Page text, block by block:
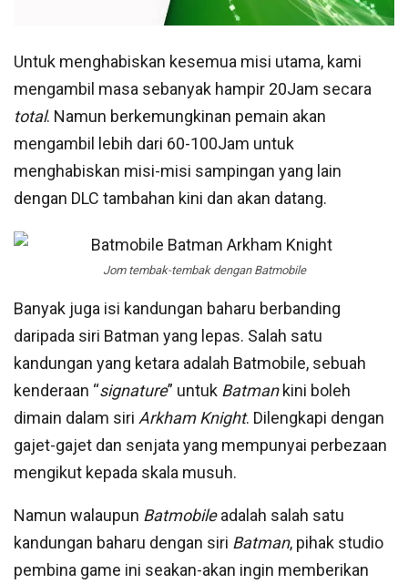
Untuk menghabiskan kesemua misi utama, kami
mengambil masa sebanyak hampir 20Jam secara
total. Namun berkemungkinan pemain akan
mengambil lebih dari 60-100Jam untuk
menghabiskan misi-misi sampingan yang lain
dengan DLC tambahan kini dan akan datang.
Jom tembak-tembak dengan Batmobile
Banyak juga isi kandungan baharu berbanding
daripada siri Batman yang lepas. Salah satu
kandungan yang ketara adalah Batmobile, sebuah
kenderaan “signature” untuk Batmankini boleh
dimain dalam siri Arkham Knight. Dilengkapi dengan
gajet-gajet dan senjata yang mempunyai perbezaan
mengikut kepada skala musuh.
Namun walaupun Batmobileadalah salah satu
kandungan baharu dengan siri Batman, pihak studio
pembina game ini seakan-akan ingin memberikan